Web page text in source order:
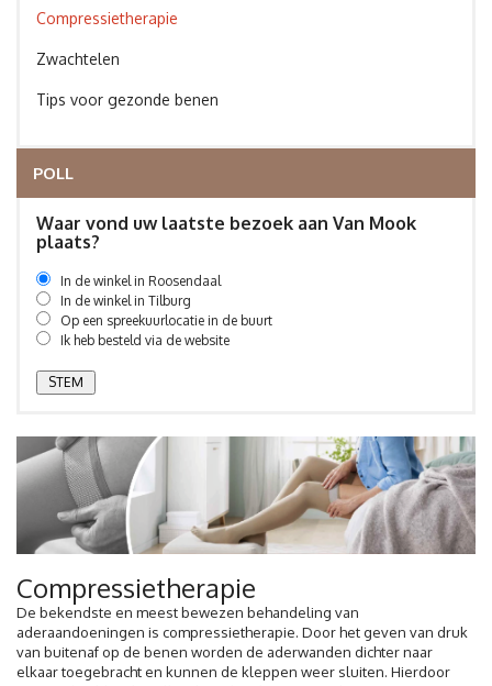
Compressietherapie
De bekendste en meest bewezen behandeling van
aderaandoeningen is compressietherapie. Door het geven van druk
van buitenaf op de benen worden de aderwanden dichter naar
elkaar toegebracht en kunnen de kleppen weer sluiten. Hierdoor
Compressietherapie
Zwachtelen
Tips voor gezonde benen
POLL
Waar vond uw laatste bezoek aan Van Mook
plaats?
In de winkel in Roosendaal
In de winkel in Tilburg
Op een spreekuurlocatie in de buurt
Ik heb besteld via de website